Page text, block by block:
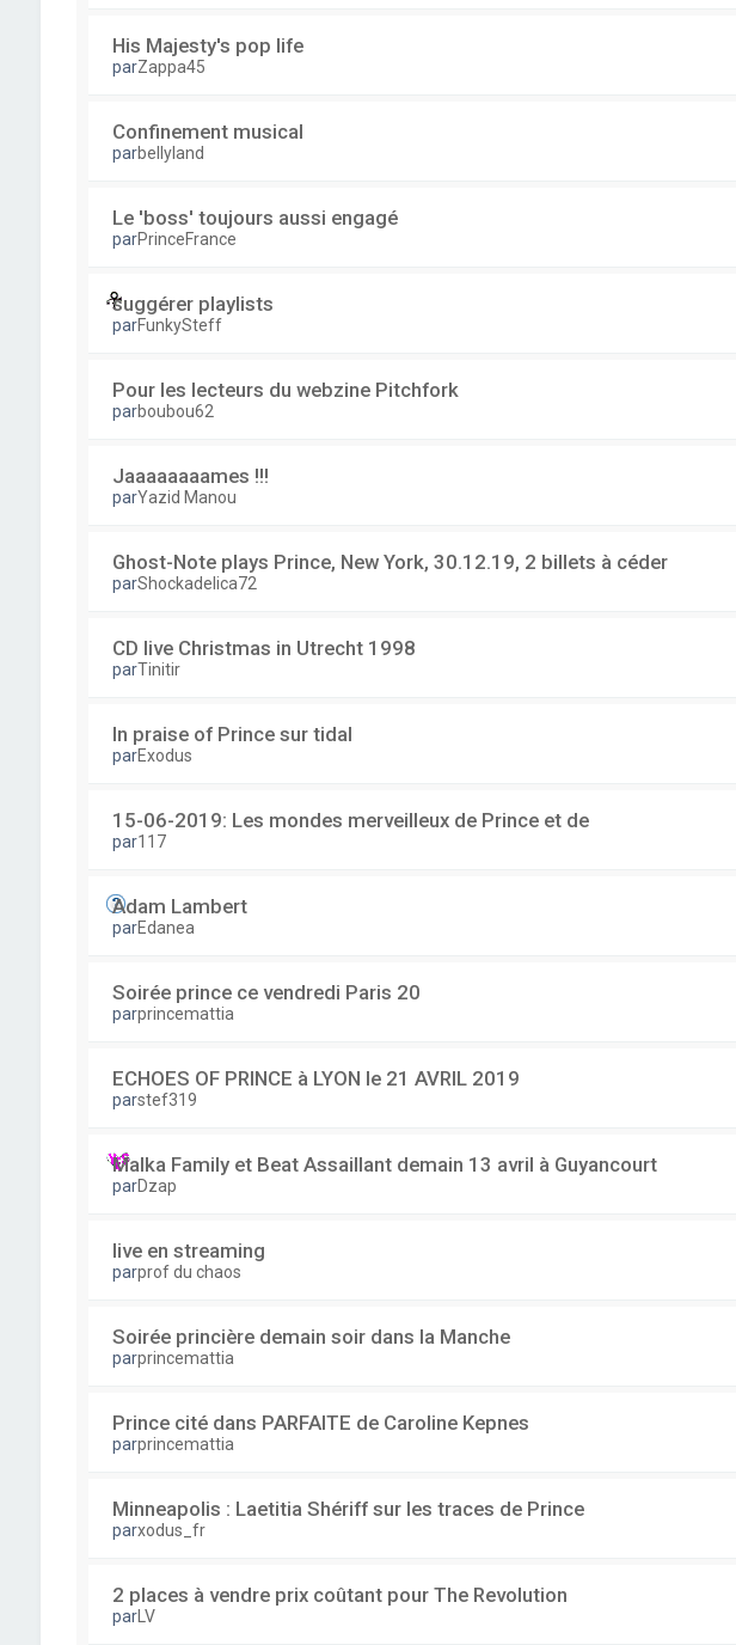
His Majesty's pop life
parZappa45
Confinement musical
parbellyland
Le 'boss' toujours aussi engagé
parPrinceFrance
suggérer playlists
parFunkySteff
Pour les lecteurs du webzine Pitchfork
parboubou62
Jaaaaaaaames !!!
parYazid Manou
Ghost-Note plays Prince, New York, 30.12.19, 2 billets à céder
parShockadelica72
CD live Christmas in Utrecht 1998
parTinitir
In praise of Prince sur tidal
parExodus
15-06-2019: Les mondes merveilleux de Prince et de
par117
Adam Lambert
parEdanea
Soirée prince ce vendredi Paris 20
parprincemattia
ECHOES OF PRINCE à LYON le 21 AVRIL 2019
parstef319
Malka Family et Beat Assaillant demain 13 avril à Guyancourt
parDzap
live en streaming
parprof du chaos
Soirée princière demain soir dans la Manche
parprincemattia
Prince cité dans PARFAITE de Caroline Kepnes
parprincemattia
Minneapolis : Laetitia Shériff sur les traces de Prince
parxodus_fr
2 places à vendre prix coûtant pour The Revolution
parLV